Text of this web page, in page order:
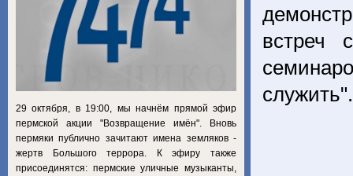
встреч
29 октября, в 19:00, мы начнём прямой эфир
пермской акции "Возвращение имён". Вновь
пермяки публично зачитают имена земляков -
жертв Большого террора. К эфиру также
присоединятся: пермские уличные музыканты,